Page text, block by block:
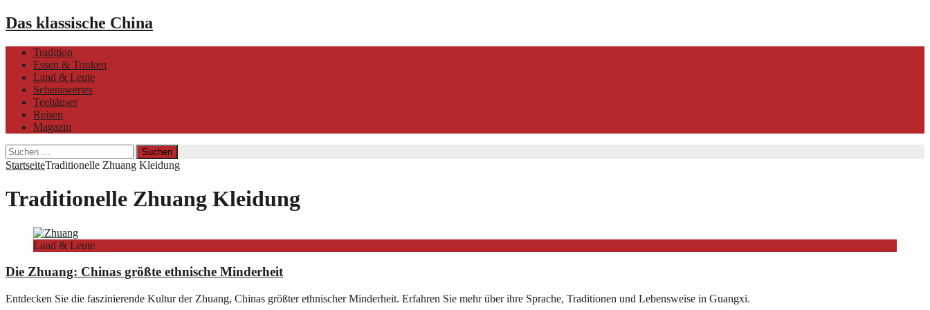
Das klassische China
Tradition
Essen & Trinken
Land & Leute
Sehenswertes
Teehäuser
Reisen
Magazin
Suchen
nach:
StartseiteTraditionelle Zhuang Kleidung
Traditionelle Zhuang Kleidung
Land & Leute
Die Zhuang: Chinas größte ethnische Minderheit
Entdecken Sie die faszinierende Kultur der Zhuang, Chinas größter ethnischer Minderheit. Erfahren Sie mehr über ihre Sprache, Traditionen und Lebensweise in Guangxi.